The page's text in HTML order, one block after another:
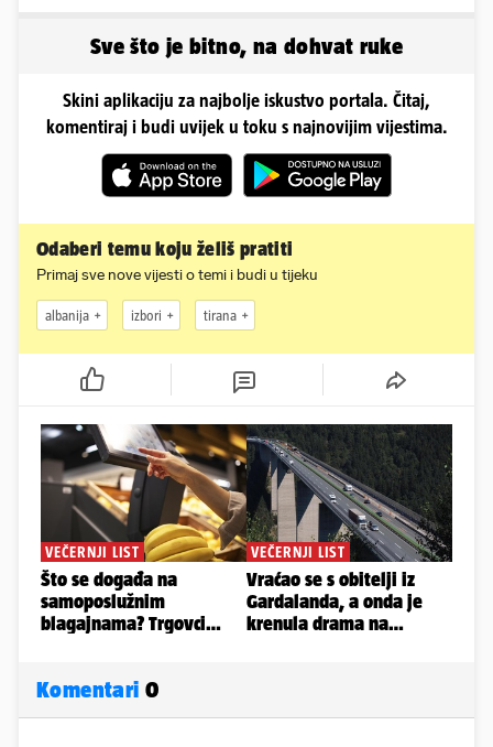
Sve što je bitno, na dohvat ruke
Skini aplikaciju za najbolje iskustvo portala. Čitaj,
komentiraj i budi uvijek u toku s najnovijim vijestima.
Odaberi temu koju želiš pratiti
Primaj sve nove vijesti o temi i budi u tijeku
albanija izbori tirana
Komentari 0